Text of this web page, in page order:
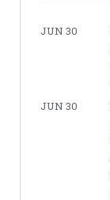
JUN 30
JUN 30